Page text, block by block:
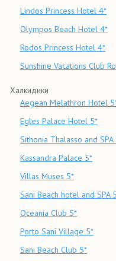
Lindos Princess Hotel 4*
Olympos Beach Hotel 4*
Rodos Princess Hotel 4*
Sunshine Vacations Club
Халкидики
Aegean Melathron Hotel
Egles Palace Hotel 5*
Sithonia Thalasso and SPA
Kassandra Palace 5*
Villas Muses 5*
Sani Beach hotel and SPA
Oceania Club 5*
Porto Sani Village 5*
Sani Beach Club 5*